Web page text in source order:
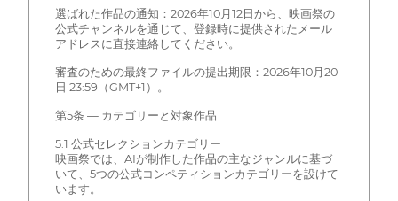
選ばれた作品の通知：2026年10月12日から、映画祭の
公式チャンネルを通じて、登録時に提供されたメール
アドレスに直接連絡してください。
審査のための最終ファイルの提出期限：2026年10月20
日 23:59（GMT+1）。
第5条 — カテゴリーと対象作品
5.1 公式セレクションカテゴリー
映画祭では、AIが制作した作品の主なジャンルに基づ
いて、5つの公式コンペティションカテゴリーを設けて
います。